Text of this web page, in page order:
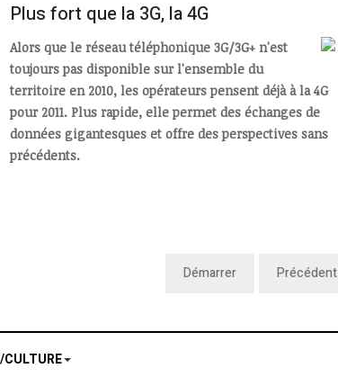
Plus fort que la 3G, la 4G
Alors que le réseau téléphonique 3G/3G+ n'est
toujours pas disponible sur l'ensemble du
territoire en 2010, les opérateurs pensent déjà à la 4G
pour 2011. Plus rapide, elle permet des échanges de
données gigantesques et offre des perspectives sans
précédents.
Démarrer Précédent